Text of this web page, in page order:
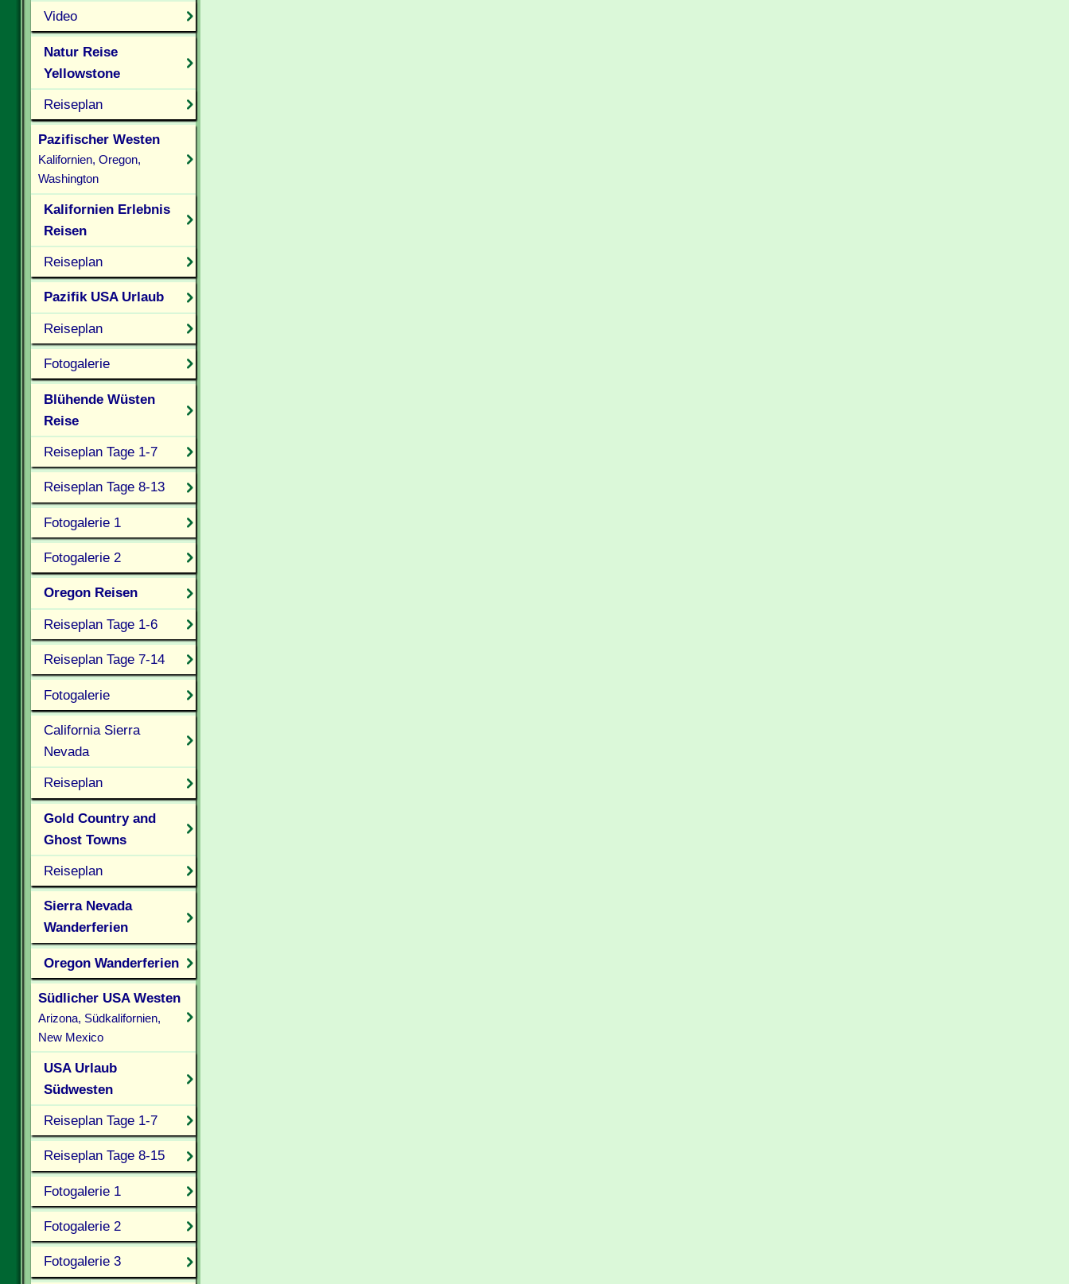
Video
Natur Reise
Yellowstone
Reiseplan
Pazifischer Westen
Kalifornien, Oregon,
Washington
Kalifornien Erlebnis
Reisen
Reiseplan
Pazifik USA Urlaub
Reiseplan
Fotogalerie
Blühende Wüsten
Reise
Reiseplan Tage 1-7
Reiseplan Tage 8-13
Fotogalerie 1
Fotogalerie 2
Oregon Reisen
Reiseplan Tage 1-6
Reiseplan Tage 7-14
Fotogalerie
California Sierra
Nevada
Reiseplan
Gold Country and
Ghost Towns
Reiseplan
Sierra Nevada
Wanderferien
Oregon Wanderferien
Südlicher USA Westen
Arizona, Südkalifornien,
New Mexico
USA Urlaub
Südwesten
Reiseplan Tage 1-7
Reiseplan Tage 8-15
Fotogalerie 1
Fotogalerie 2
Fotogalerie 3